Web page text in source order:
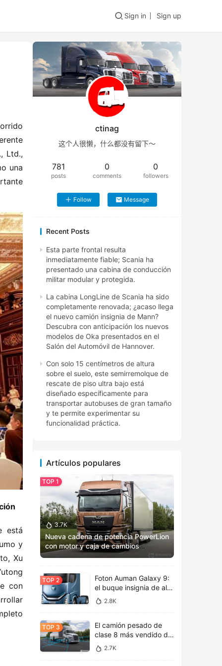
Sign in Sign up
Ltd.,
una
está
y
Xu
con
ctinag
这个人很懒，什么都没有留下～
781
posts
0
comments
0
followers
Follow Message
Recent Posts
Esta parte frontal resulta
inmediatamente fiable; Scania ha
presentado una cabina de conducción
militar modular y protegida.
La cabina LongLine de Scania ha sido
completamente renovada; ¿acaso llega
el nuevo camión insignia de Mann?
Descubra con anticipación los nuevos
modelos de Oka presentados en el
Salón del Automóvil de Hannover.
Con solo 15 centímetros de altura
sobre el suelo, este semirremolque de
rescate de piso ultra bajo está
diseñado específicamente para
transportar autobuses de gran tamaño
y te permite experimentar su
funcionalidad práctica.
Artículos populares
3.7K
Nueva cadena de potencia PowerLion
con motor y caja de cambios
totalmente renovados: Vista previa
Foton Auman Galaxy 9:
el buque insignia de alta
tecnología inaugura una
nueva era de estética
2.8K
El camión pesado de
clase 8 más vendido de
América del Norte, la
nueva cabina de vida
2.7K